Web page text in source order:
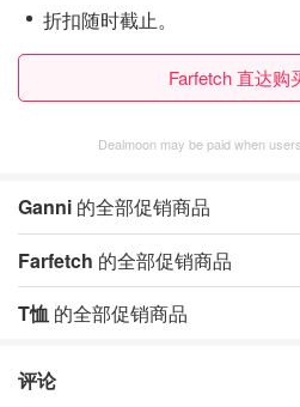
折扣随时截止。
Farfetch 直达
Dealmoon may be paid when
Ganni 的全部促销商品
Farfetch 的全部促销商品
T恤 的全部促销商品
评论